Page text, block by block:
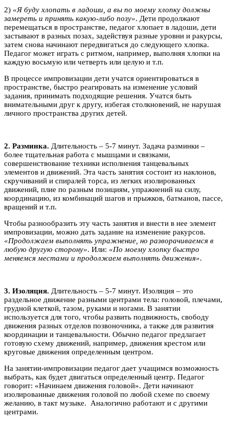
2) «Я буду хлопать в ладоши, а вы по моему хлопку должны
замереть и принять какую-либо позу». Дети продолжают
перемещаться в пространстве, педагог хлопает в ладоши, дети
застывают в разных позах, задействуя разные уровни и ракурсы,
затем снова начинают передвигаться до следующего хлопка.
Педагог может играть с ритмом, например, выполняя хлопки на
каждую восьмую или четверть или целую и т.п.
В процессе импровизации дети учатся ориентироваться в
пространстве, быстро реагировать на изменение условий
задания, принимать подходящие решения. Учатся быть
внимательными друг к другу, избегая столкновений, не нарушая
личного пространства других детей.
2. Разминка. Длительность – 5-7 минут. Задача разминки –
более тщательная работа с мышцами и связками,
совершенствование техники исполнения танцевальных
элементов и движений. Эта часть занятия состоит из наклонов,
скручиваний и спиралей торса, из легких изолированных
движений, плие по разным позициям, упражнений на силу,
координацию, из комбинаций шагов и прыжков, батманов, пассе,
вращений и т.п.
Чтобы разнообразить эту часть занятия и внести в нее элемент
импровизации, можно дать задание на изменение ракурсов.
«Продолжаем выполнять упражнение, но разворачиваемся в
любую другую сторону». Или: «По моему хлопку быстро
меняемся местами и продолжаем выполнять движения».
3. Изоляция. Длительность – 5-7 минут. Изоляция – это
раздельное движение разными центрами тела: головой, плечами,
грудной клеткой, тазом, руками и ногами. В занятии
используется для того, чтобы развить подвижность, свободу
движения разных отделов позвоночника, а также для развития
координации и танцевальности. Обычно педагог предлагает
готовую схему движений, например, движения крестом или
круговые движения определенным центром.
На занятии-импровизации педагог дает учащимся возможность
выбрать, как будет двигаться определенный центр. Педагог
говорит: «Начинаем движения головой». Дети начинают
изолированные движения головой по любой схеме по своему
желанию, в такт музыке. Аналогично работают и с другими
центрами.